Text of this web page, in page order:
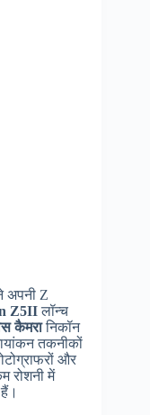
अपनी Z
Z5IIलॉन्च
कैमरानिकॉन
तकनीकों
और
रोशनी में